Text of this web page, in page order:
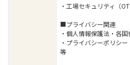
・工場セキュリティ（
■プライバシー関連
・個人情報保護法・各
・プライバシーポリシ
等